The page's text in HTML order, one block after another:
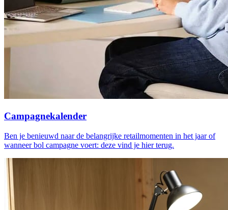
Campagnekalender
Ben je benieuwd naar de belangrijke retailmomenten in het jaar of
wanneer bol campagne voert: deze vind je hier terug.